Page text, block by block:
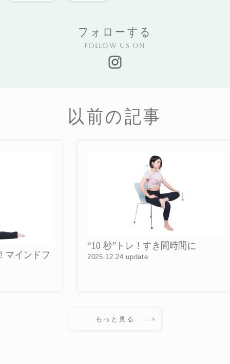
フォローする
Follow us on
以前の記事
“10 秒”トレ！すき間時間に
2025.12.24 update
もっと見る